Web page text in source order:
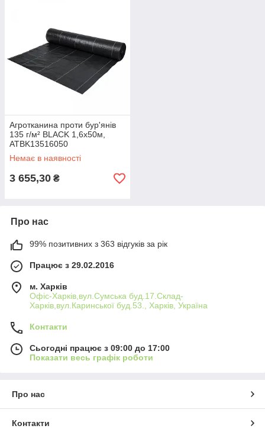
Агротканина проти бур'янів
135 г/м² BLACK 1,6х50м,
ATBK13516050
Немає в наявності
3 655,30 ₴
Про нас
99% позитивних з 363 відгуків за рік
Працює з 29.02.2016
м. Харків
Офіс-Харків,вул.Сумська буд.17.Склад-
Харків,вул.Каринської буд.53., Харків, Україна
Контакти
Сьогодні працює з 09:00 до 17:00
Показати весь графік роботи
Про нас
Контакти